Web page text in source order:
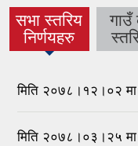
सभा स्तरिय
निर्णयहरु
(active
tab)
गाउँ
मिति २०७८।१२।०२ मा
मिति २०७८।०३।२५ मा